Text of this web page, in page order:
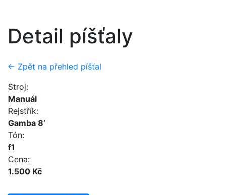
Detail píšťaly
← Zpět na přehled píšťal
Stroj:
Manuál
Rejstřík:
Gamba 8’
Tón:
f1
Cena:
1.500 Kč